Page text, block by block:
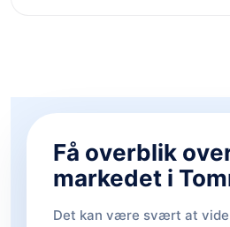
Få overblik
markedet i
Det kan være svært at